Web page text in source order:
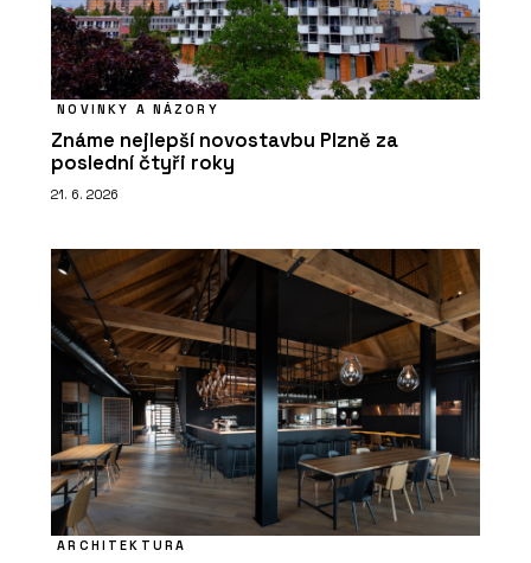
NOVINKY A NÁZORY
Známe nejlepší novostavbu Plzně za
poslední čtyři roky
21. 6. 2026
ARCHITEKTURA